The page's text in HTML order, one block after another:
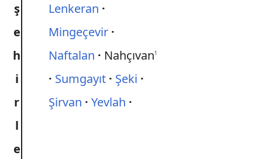
ş
e
h
i
r
l
e
Lenkeran
Mingeçevir
Naftalan
Nahçıvan1
Sumgayıt
Şeki
Şirvan
Yevlah